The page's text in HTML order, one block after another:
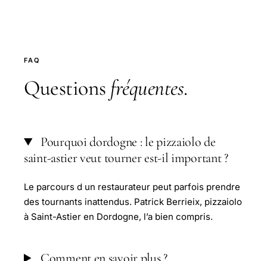
FAQ
Questions fréquentes.
Pourquoi dordogne : le pizzaiolo de
saint-astier veut tourner est-il important ?
Le parcours d un restaurateur peut parfois prendre
des tournants inattendus. Patrick Berrieix, pizzaiolo
à Saint-Astier en Dordogne, l’a bien compris.